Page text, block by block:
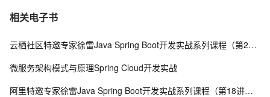
相关电子书
云栖社区特邀专家徐雷Java Spring Boot开发实战系列课程（第20讲）：经典面试题与阿里等名企内部招聘求职面试技巧
微服务架构模式与原理Spring Cloud开发实战
阿里特邀专家徐雷Java Spring Boot开发实战系列课程（第18讲）：制作Java Docker镜像与推送到DockerHub和阿里云Docker仓库